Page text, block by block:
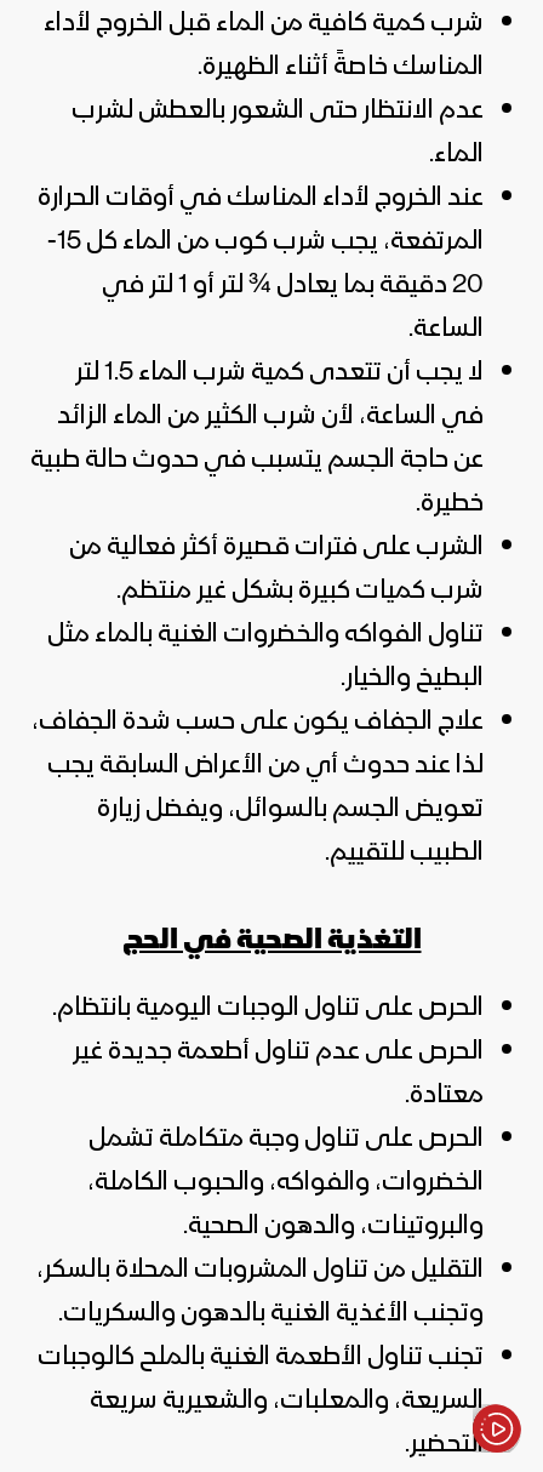
شرب كمية كافية من الماء قبل الخروج لأداء
المناسك خاصةً أثناء الظهيرة.
عدم الانتظار حتى الشعور بالعطش لشرب
الماء.
عند الخروج لأداء المناسك في أوقات الحرارة
المرتفعة، يجب شرب كوب من الماء كل 15-
20 دقيقة بما يعادل ¾ لتر أو 1 لتر في
الساعة.
لا يجب أن تتعدى كمية شرب الماء 1.5 لتر
في الساعة، لأن شرب الكثير من الماء الزائد
عن حاجة الجسم يتسبب في حدوث حالة طبية
خطيرة.
الشرب على فترات قصيرة أكثر فعالية من
شرب كميات كبيرة بشكل غير منتظم.
تناول الفواكه والخضروات الغنية بالماء مثل
البطيخ والخيار.
علاج الجفاف يكون على حسب شدة الجفاف،
لذا عند حدوث أي من الأعراض السابقة يجب
تعويض الجسم بالسوائل، ويفضل زيارة
الطبيب للتقييم.
التغذية الصحية في الحج
الحرص على تناول الوجبات اليومية بانتظام.
الحرص على عدم تناول أطعمة جديدة غير
معتادة.
الحرص على تناول وجبة متكاملة تشمل
الخضروات، والفواكه، والحبوب الكاملة،
والبروتينات، والدهون الصحية.
التقليل من تناول المشروبات المحلاة بالسكر،
وتجنب الأغذية الغنية بالدهون والسكريات.
تجنب تناول الأطعمة الغنية بالملح كالوجبات
السريعة، والمعلبات، والشعيرية سريعة
التحضير.